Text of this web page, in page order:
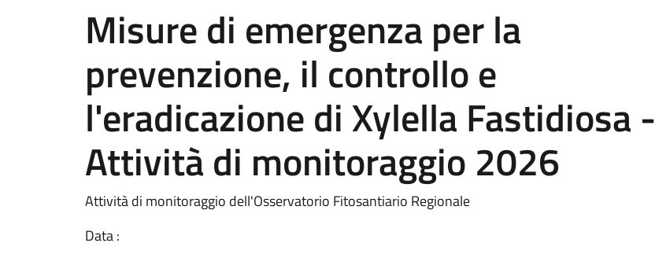
Misure di emergenza per la
prevenzione, il controllo e
l'eradicazione di Xylella Fastidiosa -
Attività di monitoraggio 2026
Attività di monitoraggio dell'Osservatorio Fitosantiario Regionale
Data :